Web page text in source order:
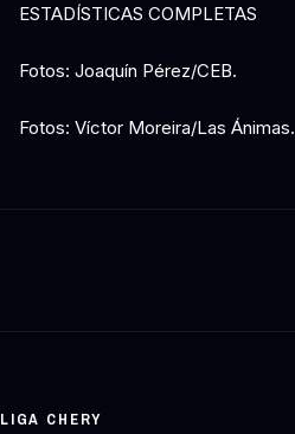
ESTADÍSTICAS COMPLETAS
Fotos: Joaquín Pérez/CEB.
Fotos: Víctor Moreira/Las Ánimas.
LIGA CHERY